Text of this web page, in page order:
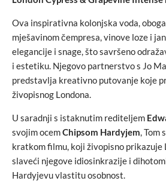
Ova inspirativna kolonjska voda,
mješavinom čempresa, vinove loze i
elegancije i snage, što savršeno
i estetiku. Njegovo partnerstvo s Jo
predstavlja kreativno putovanje koje
živopisnog Londona.
U saradnji s istaknutim rediteljem
svojim ocemChipsom Hardyjem, Tom
kratkom filmu, koji živopisno prikazuje
slaveći njegove idiosinkrazije i
Hardyjevu vlastitu osobnost.